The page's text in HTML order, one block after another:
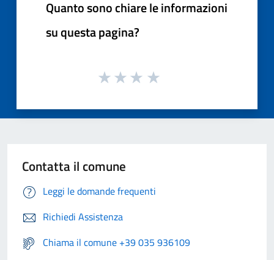
Quanto sono chiare le informazioni
su questa pagina?
Contatta il comune
Leggi le domande frequenti
Richiedi Assistenza
Chiama il comune +39 035 936109